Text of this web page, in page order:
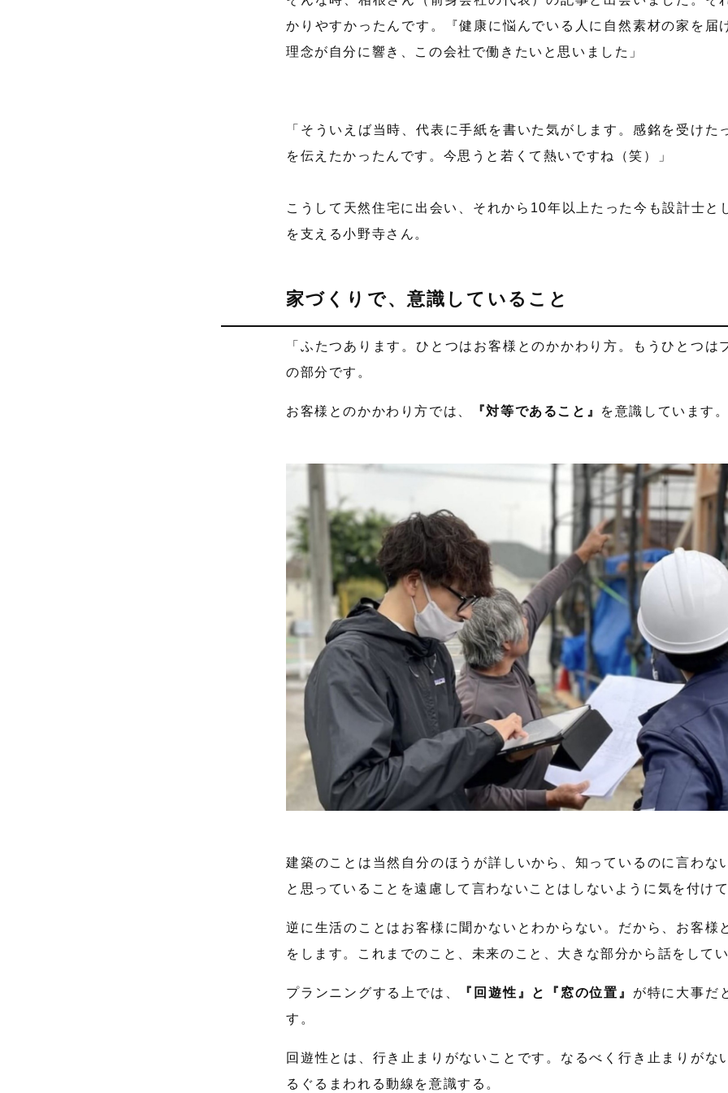
かりやすかったんです。『健康に悩んでいる人に自然素材の家を届
理念が自分に響き、この会社で働きたいと思いました」
「そういえば当時、代表に手紙を書いた気がします。感銘を受けた
を伝えたかったんです。今思うと若くて熱いですね（笑）」
こうして天然住宅に出会い、それから10年以上たった今も設計士と
を支える小野寺さん。
家づくりで、意識していること
「ふたつあります。ひとつはお客様とのかかわり方。もうひとつは
の部分です。
お客様とのかかわり方では、 『対等であること』 を意識しています
建築のことは当然自分のほうが詳しいから、知っているのに言わな
と思っていることを遠慮して言わないことはしないように気を付け
逆に生活のことはお客様に聞かないとわからない。だから、お客様
をします。これまでのこと、未来のこと、大きな部分から話をして
プランニングする上では、 『回遊性』と『窓の位置』 が特に大事だ
す。
回遊性とは、行き止まりがないことです。なるべく行き止まりがな
るぐるまわれる動線を意識する。